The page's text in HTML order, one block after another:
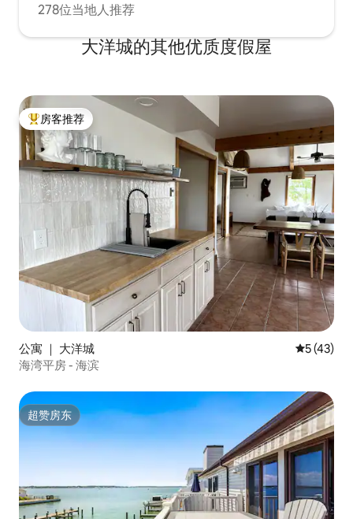
278位当地人推荐
大洋城的其他优质度假屋
热门「房客推荐」
房客推荐
公寓 ｜ 大洋城 平均评分
5 (43)
海湾平房 - 海滨
超赞房东
超赞房东